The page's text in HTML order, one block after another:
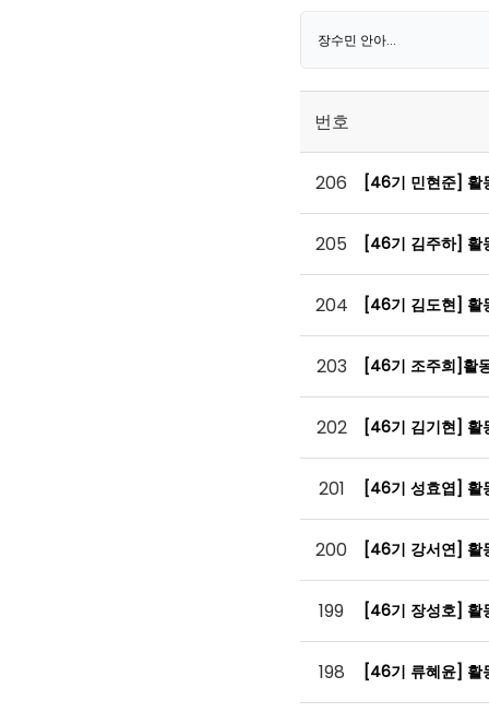
장수민 안아...
번호
206 [46기 민현준] 활
205 [46기 김주하] 활
204 [46기 김도현] 활
203 [46기 조주희]활
202 [46기 김기현] 활
201 [46기 성효엽] 활
200 [46기 강서연] 활
199 [46기 장성호] 활
198 [46기 류혜윤] 활